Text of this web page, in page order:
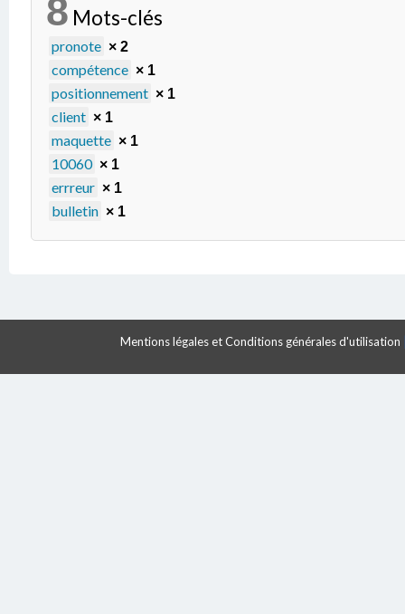
8 Mots-clés
pronote × 2
compétence × 1
positionnement × 1
client × 1
maquette × 1
10060 × 1
errreur × 1
bulletin × 1
Mentions légales et Conditions générales d'utilisation